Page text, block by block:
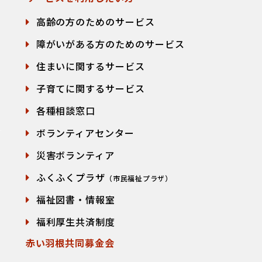
高齢の方のためのサービス
障がいがある方のためのサービス
住まいに関するサービス
子育てに関するサービス
各種相談窓口
ボランティアセンター
災害ボランティア
ふくふくプラザ （市民福祉プラザ）
福祉図書・情報室
福利厚生共済制度
赤い羽根共同募金会